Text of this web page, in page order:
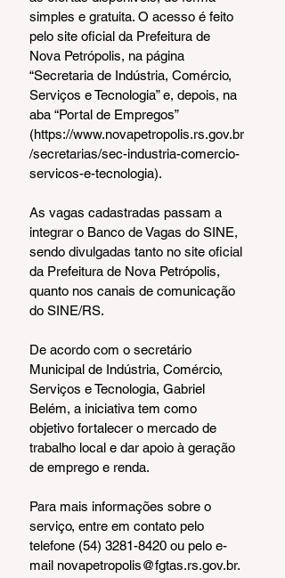
simples e gratuita. O acesso é feito
pelo site oficial da Prefeitura de
Nova Petrópolis, na página
“Secretaria de Indústria, Comércio,
Serviços e Tecnologia” e, depois, na
aba “Portal de Empregos”
(https://www.novapetropolis.rs.gov.br
/secretarias/sec-industria-comercio-
servicos-e-tecnologia).
As vagas cadastradas passam a
integrar o Banco de Vagas do SINE,
sendo divulgadas tanto no site oficial
da Prefeitura de Nova Petrópolis,
quanto nos canais de comunicação
do SINE/RS.
De acordo com o secretário
Municipal de Indústria, Comércio,
Serviços e Tecnologia, Gabriel
Belém, a iniciativa tem como
objetivo fortalecer o mercado de
trabalho local e dar apoio à geração
de emprego e renda.
Para mais informações sobre o
serviço, entre em contato pelo
telefone (54) 3281-8420 ou pelo e-
mail novapetropolis@fgtas.rs.gov.br.